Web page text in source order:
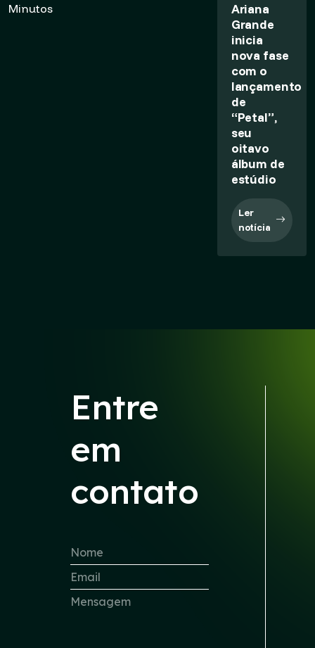
Minutos
Ariana
Grande
inicia
nova fase
com o
lançamento
de
“Petal”,
seu
oitavo
álbum de
estúdio
Ler
notícia
Entre
em
contato